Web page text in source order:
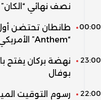
نصف نهائي “الكان”
00:00
طانطان تحتضن
“Anthem” الأمريكي
23:00
نهضة بركان يفتح
بوفال
22:00
رسوم التوقيت